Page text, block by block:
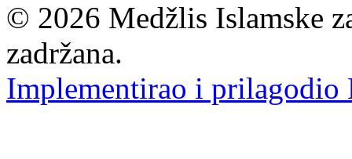
© 2026 Medžlis Islamske
zadržana.
Implementirao i prilagodio